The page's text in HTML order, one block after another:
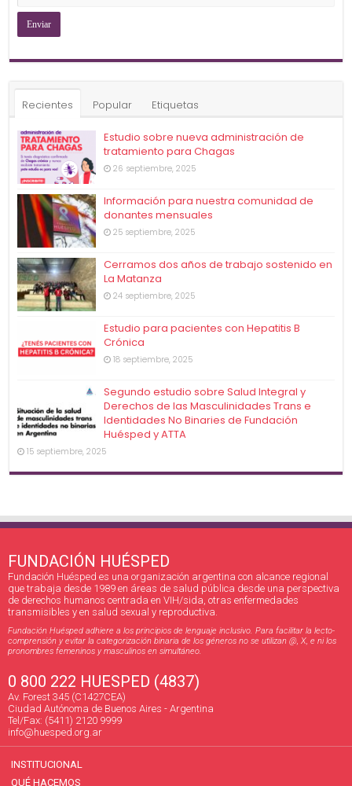
Recientes Popular Etiquetas
Estudio sobre nueva administración de
tratamiento para Chagas
26 septiembre, 2025
Información para nuestra comunidad de
donantes mensuales
25 septiembre, 2025
Cerramos dos años de trabajo sostenido en
La Matanza
24 septiembre, 2025
Estudio para pacientes con Hepatitis B
Crónica
18 septiembre, 2025
Segundo estudio sobre Salud Integral y
Derechos de las Masculinidades Trans e
Identidades No Binaries de Fundación
Huésped y ATTA
15 septiembre, 2025
FUNDACIÓN HUÉSPED
Fundación Huésped es una organización argentina con alcance regional
que trabaja desde 1989 en áreas de salud pública desde una perspectiva
de derechos humanos centrada en VIH/sida, otras enfermedades
transmisibles y en salud sexual y reproductiva.
Fundación Huésped adhiere a los principios de lenguaje inclusivo. Para facilitar la lecto-
comprensión y evitar la categorización binaria de los géneros no se utilizan @, X, e ni los
pronombres femeninos y masculinos en simultáneo.
0 800 222 HUESPED (4837)
Av. Forest 345 (C1427CEA)
Ciudad Autónoma de Buenos Aires - Argentina
Tel/Fax: (5411) 2120 9999
info@huesped.org.ar
INSTITUCIONAL
QUÉ HACEMOS